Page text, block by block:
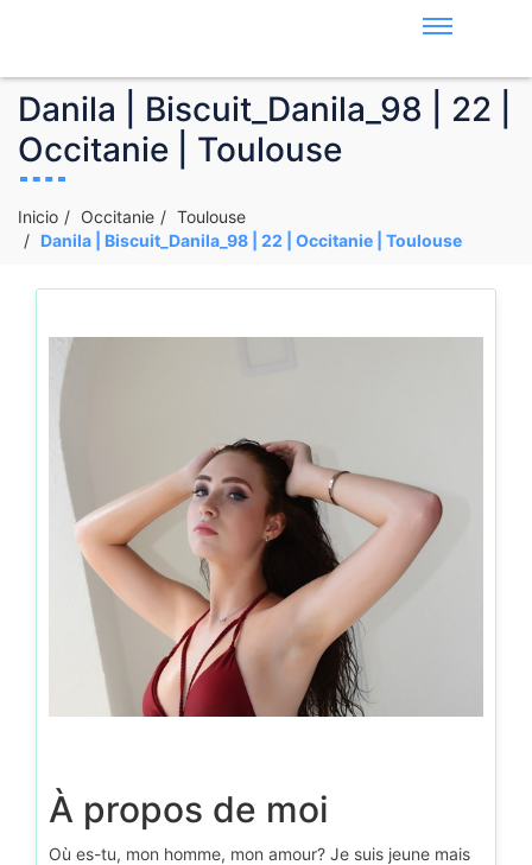
Danila | Biscuit_Danila_98 | 22 |
Occitanie | Toulouse
Inicio Occitanie
Toulouse
Danila | Biscuit_Danila_98 | 22 | Occitanie | Toulouse
À propos de moi
Où es-tu, mon homme, mon amour? Je suis jeune mais